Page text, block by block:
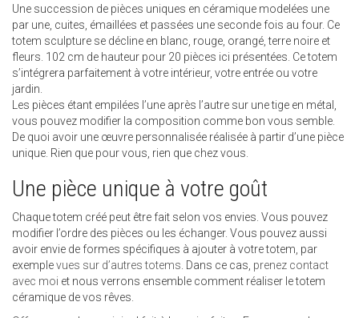
Une succession de pièces uniques en céramique modelées une
par une, cuites, émaillées et passées une seconde fois au four. Ce
totem sculpture se décline en blanc, rouge, orangé, terre noire et
fleurs. 102 cm de hauteur pour 20 pièces ici présentées. Ce totem
s’intégrera parfaitement à votre intérieur, votre entrée ou votre
jardin.
Les pièces étant empilées l’une après l’autre sur une tige en métal,
vous pouvez modifier la composition comme bon vous semble.
De quoi avoir une œuvre personnalisée réalisée à partir d’une pièce
unique. Rien que pour vous, rien que chez vous.
Une pièce unique à votre goût
Chaque totem créé peut être fait selon vos envies. Vous pouvez
modifier l’ordre des pièces ou les échanger. Vous pouvez aussi
avoir envie de formes spécifiques à ajouter à votre totem, par
exemplevues sur d’autres totems . Dans ce cas, prenez contact
avec moi et nous verrons ensemble comment réaliser le totem
céramique de vos rêves.